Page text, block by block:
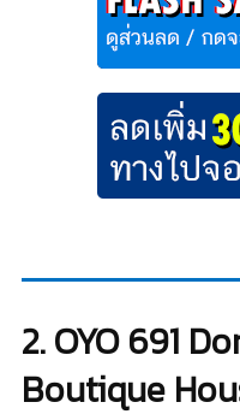
2. OYO 691
Boutique